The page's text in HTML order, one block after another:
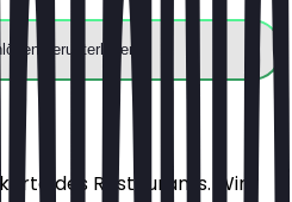
herunterladen
des Restaurants. Wir